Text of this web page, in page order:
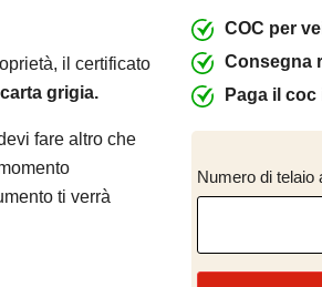
il certificato
grigia.
fare altro che
ti verrà
COC per
Consegna
Paga il coc
Numero di telaio